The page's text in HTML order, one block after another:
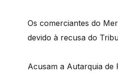
Os comerciantes do
devido à recusa do
Acusam a Autarquia de